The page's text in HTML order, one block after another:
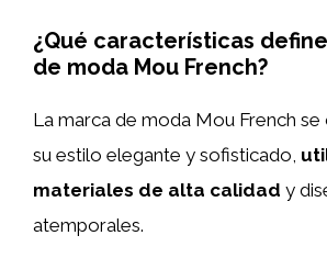
¿Qué características
de moda Mou French?
La marca de moda Mou French
su estilo elegante y sofisticado,
materiales de alta calidad y
atemporales.